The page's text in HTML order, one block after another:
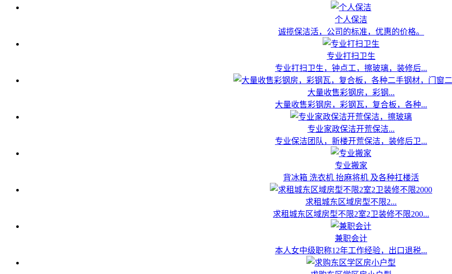
个人保洁
诚揽保洁活，公司的标准，优惠的价格。
专业打扫卫生
专业打扫卫生，钟点工，擦玻璃，装修后...
大量收售彩钢房，彩钢...
大量收售彩钢房，彩钢瓦，复合板，各种...
专业家政保洁开荒保洁...
专业保洁团队，新楼开荒保洁，装修后卫...
专业搬家
背冰箱 洗衣机 抬麻将机 及各种扛楼活
求租城东区域房型不限2...
求租城东区域房型不限2室2卫装修不限200...
兼职会计
本人女中级职称12年工作经验，出口退税...